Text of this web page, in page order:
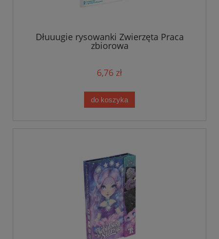
Dłuuugie rysowanki Zwierzęta Praca
zbiorowa
6,76 zł
do koszyka